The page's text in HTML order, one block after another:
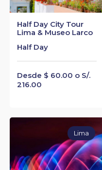
Half Day City Tour
Lima & Museo Larco
Half Day
Desde $ 60.00 o S/.
216.00
Lima